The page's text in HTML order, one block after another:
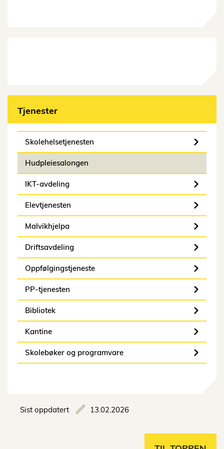
Tjenester
Skolehelsetjenesten
Hudpleiesalongen
IKT-avdeling
Elevtjenesten
Malvikhjelpa
Driftsavdeling
Oppfølgingstjeneste
PP-tjenesten
Bibliotek
Kantine
Skolebøker og programvare
Sist oppdatert 13.02.2026